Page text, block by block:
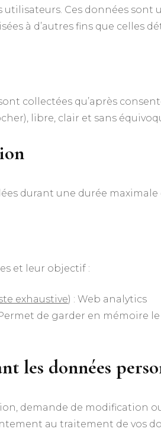
utilisateurs. Ces données
à d’autres fins que celles
collectées qu’après
libre, clair et sans
durant une durée maximale
et leur objectif :
exhaustive) : Web analytics
de garder en mémoire
les données
demande de modification
au traitement de vos